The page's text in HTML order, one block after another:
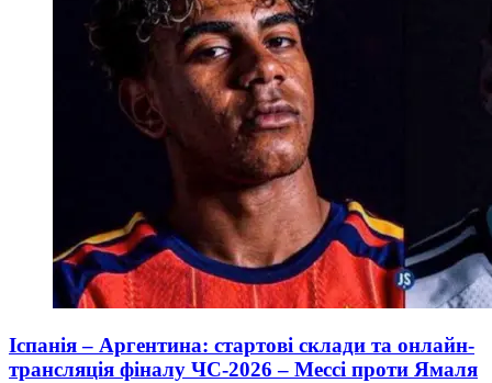
Іспанія – Аргентина: стартові склади та онлайн-
трансляція фіналу ЧС-2026 – Мессі проти Ямаля